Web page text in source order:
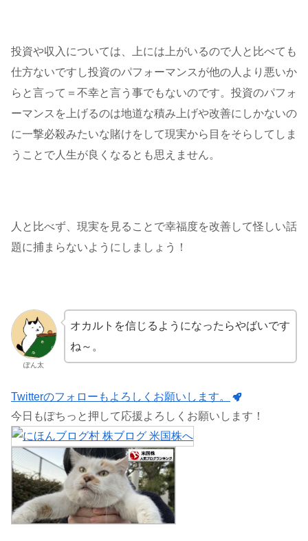
投資や収入については、上には上がいるので人と比べても
仕方ないですし投資のパフォーマンスが他の人より悪いか
らと言って＝不幸と言う事でもないのです。投資のパフォ
ーマンスを上げるのは地道な積み上げや改善にしかないの
に一撃必殺みたいな賭けをして現実から目をそらしてしま
うことで人生が良くなるとも思えません。
人と比べず、現実を見ることで幸福度を改善して怪しい話
題に捕まらないようにしましょう！
ぽん太
オカルトを信じるようになったらやばいです
ね～。
Twitterのフォローもよろしくお願いします。
今日もぽちっと押して応援よろしくお願いします！